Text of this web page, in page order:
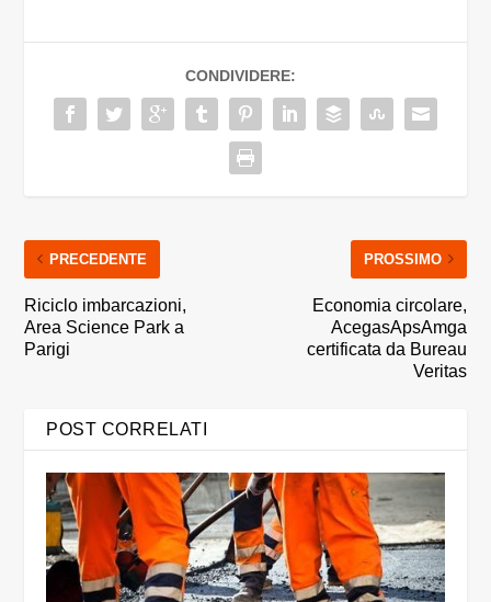
CONDIVIDERE:
PRECEDENTE
Riciclo imbarcazioni,
Area Science Park a
Parigi
PROSSIMO
Economia circolare,
AcegasApsAmga
certificata da Bureau
Veritas
POST CORRELATI